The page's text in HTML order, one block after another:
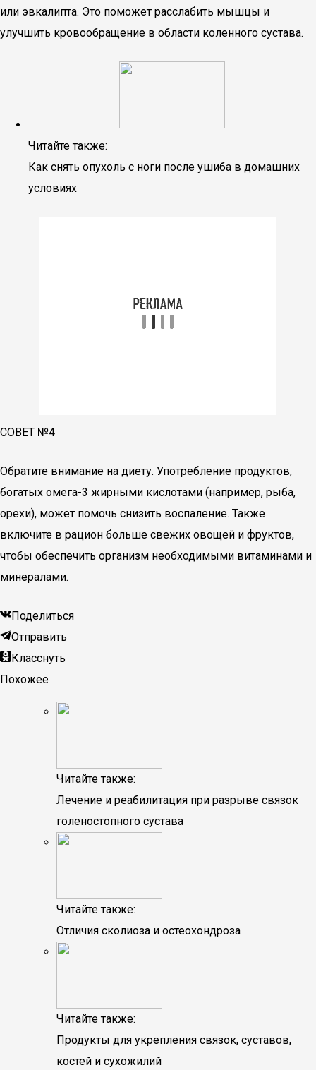
или эвкалипта. Это поможет расслабить мышцы и
улучшить кровообращение в области коленного сустава.
Читайте также:
Как снять опухоль с ноги после ушиба в домашних
условиях
СОВЕТ №4
Обратите внимание на диету. Употребление продуктов,
богатых омега-3 жирными кислотами (например, рыба,
орехи), может помочь снизить воспаление. Также
включите в рацион больше свежих овощей и фруктов,
чтобы обеспечить организм необходимыми витаминами и
минералами.
Поделиться
Отправить
Класснуть
Похожее
Читайте также:
Лечение и реабилитация при разрыве связок
голеностопного сустава
Читайте также:
Отличия сколиоза и остеохондроза
Читайте также:
Продукты для укрепления связок, суставов,
костей и сухожилий